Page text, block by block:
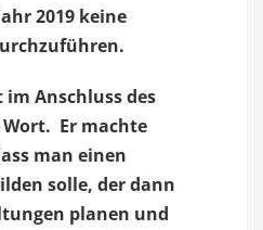
2019 keine
Anschluss des
Er machte
man einen
solle, der dann
planen und